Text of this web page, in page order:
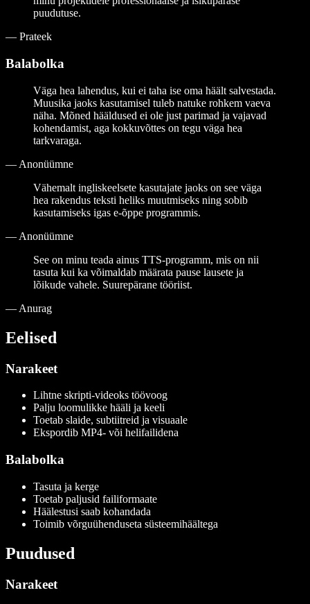
puudutuse.
— Prateek
Balabolka
Väga hea lahendus, kui ei taha ise oma häält salvestada.
Muusika jaoks kasutamisel tuleb natuke rohkem vaeva
näha. Mõned hääldused ei ole just parimad ja vajavad
kohendamist, aga kokkuvõttes on tegu väga hea
tarkvaraga.
— Anonüümne
Vähemalt ingliskeelsete kasutajate jaoks on see väga
hea rakendus teksti heliks muutmiseks ning sobib
kasutamiseks igas e-õppe programmis.
— Anonüümne
See on minu teada ainus TTS-programm, mis on nii
tasuta kui ka võimaldab määrata pause lausete ja
lõikude vahele. Suurepärane tööriist.
— Anurag
Eelised
Narakeet
Lihtne skripti-videoks töövoog
Palju loomulikke hääli ja keeli
Toetab slaide, subtiitreid ja visuaale
Ekspordib MP4- või helifailidena
Balabolka
Tasuta ja kerge
Toetab paljusid failiformaate
Häälestusi saab kohandada
Toimib võrguühenduseta süsteemihäältega
Puudused
Narakeet